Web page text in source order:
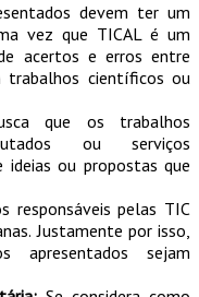
devem ter um
vez que TICAL é um
acertos e erros entre
trabalhos científicos ou
que os trabalhos
ou serviços
ou propostas que
responsáveis pelas TIC
Justamente por isso,
sejam